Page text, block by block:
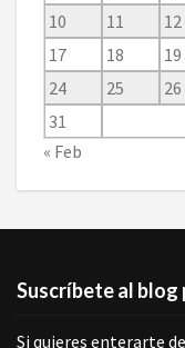
10
11 12
17
18 19
24
25 26
31
« Feb
Suscríbete al
Si quieres enterarte